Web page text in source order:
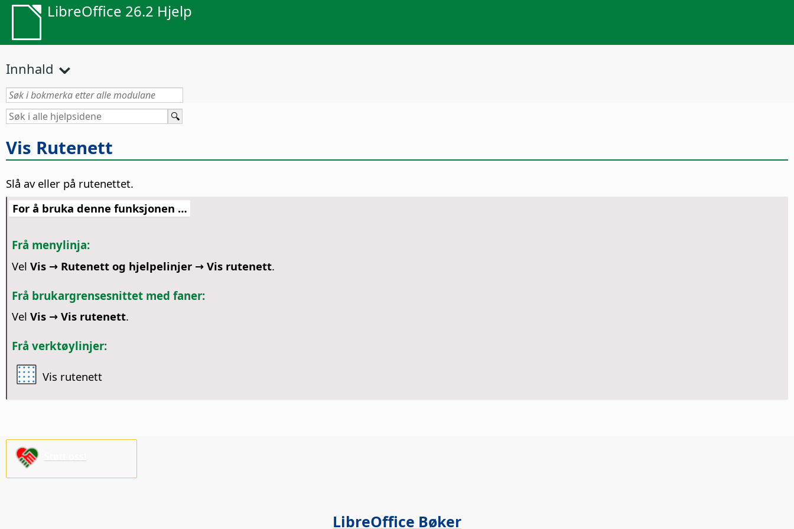
LibreOffice 26.2 Hjelp
Innhald
Vis Rutenett
Slå av eller på rutenettet.
For å bruka denne funksjonen …
Frå menylinja:
Vel Vis → Rutenett og hjelpelinjer → Vis rutenett.
Frå brukargrensesnittet med faner:
Vel Vis → Vis rutenett.
Frå verktøylinjer:
Vis rutenett
LibreOffice Bøker